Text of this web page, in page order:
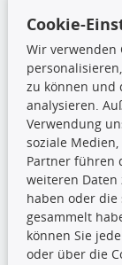
Wischerblätter
Zündkerzen
TecDoc Inside
unterlassen, die
vorherige
verbreiten und/
zu lassen. Ein
Cookie-
Wir verwenden
zu können und
analysieren.
Verwendung
soziale
Partner führen
weiteren Daten
haben oder
gesammelt
können Sie
oder über die